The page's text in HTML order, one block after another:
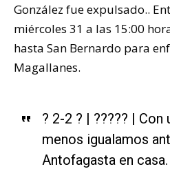
González fue expulsado..
miércoles 31 a las 15:00
hasta San Bernardo para
Magallanes.
? 2-2 ? | ????? | Con
menos igualamos
Antofagasta en casa.